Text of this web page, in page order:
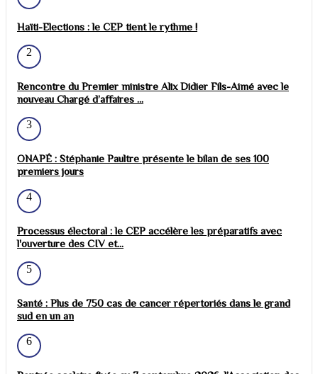
Haïti-Elections : le CEP tient le rythme !
2
Rencontre du Premier ministre Alix Didier Fils-Aimé avec le
nouveau Chargé d’affaires ...
3
ONAPÉ : Stéphanie Paultre présente le bilan de ses 100
premiers jours
4
Processus électoral : le CEP accélère les préparatifs avec
l'ouverture des CIV et...
5
Santé : Plus de 750 cas de cancer répertoriés dans le grand
sud en un an
6